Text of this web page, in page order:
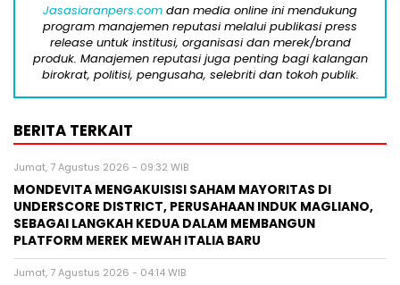
Jasasiaranpers.com dan media online ini mendukung
program manajemen reputasi melalui publikasi press
release untuk institusi, organisasi dan merek/brand
produk. Manajemen reputasi juga penting bagi kalangan
birokrat, politisi, pengusaha, selebriti dan tokoh publik.
BERITA TERKAIT
Jumat, 7 Agustus 2026 - 09:32 WIB
MONDEVITA MENGAKUISISI SAHAM MAYORITAS DI
UNDERSCORE DISTRICT, PERUSAHAAN INDUK MAGLIANO,
SEBAGAI LANGKAH KEDUA DALAM MEMBANGUN
PLATFORM MEREK MEWAH ITALIA BARU
Jumat, 7 Agustus 2026 - 04:14 WIB